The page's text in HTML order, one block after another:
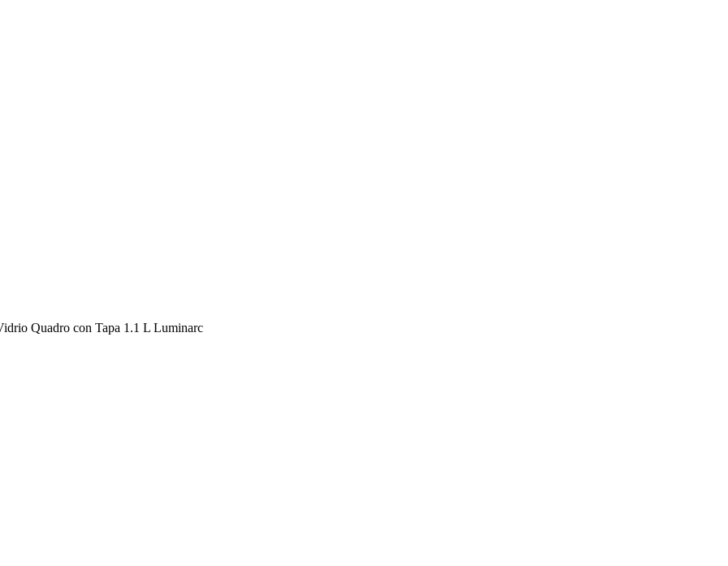
Quadro con Tapa 1.1 L Luminarc